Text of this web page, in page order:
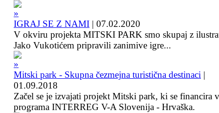
IGRAJ SE Z NAMI | 07.02.2020
V okviru projekta MITSKI PARK smo skupaj z
Jako Vukotićem pripravili zanimive igre...
Mitski park - Skupna čezmejna turistična destinaci |
01.09.2018
Začel se je izvajati projekt Mitski park, ki se financira
programa INTERREG V-A Slovenija - Hrvaška.